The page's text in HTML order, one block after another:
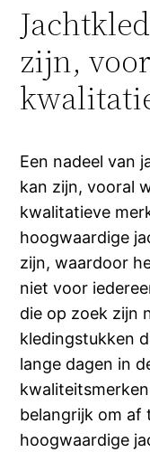
zijn,
Een nadeel van
kan zijn, vooral
kwalitatieve
hoogwaardige
zijn, waardoor
niet voor
die op zoek zijn
kledingstukken
lange dagen in
belangrijk om af
hoogwaardige